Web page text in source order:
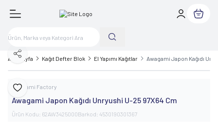
Sepetim
Ana Sayfa Kağıt Defter Blok El Yapımı Kağıtlar Awagami Japon Kağıdı
Favoriye Ekle
Paylaş
Awagami Factory
Awagami Japon Kağıdı Unryushi U-25 97X64 Cm
Ürün Kodu: 62AW3425000Barkod: 4530190301367